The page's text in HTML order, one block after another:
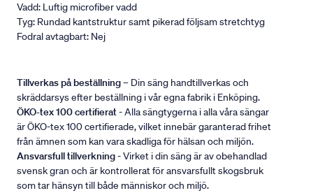
Vadd: Luftig microfiber vadd
Tyg: Rundad kantstruktur samt pikerad följsam stretchtyg
Fodral avtagbart: Nej
Tillverkas på beställning– Din säng handtillverkas och
skräddarsys efter beställning i vår egna fabrik i Enköping.
ÖKO-tex 100 certifierat- Alla sängtygerna i alla våra sängar
är ÖKO-tex 100 certifierade, vilket innebär garanterad frihet
från ämnen som kan vara skadliga för hälsan och miljön.
Ansvarsfull tillverkning- Virket i din säng är av obehandlad
svensk gran och är kontrollerat för ansvarsfullt skogsbruk
som tar hänsyn till både människor och miljö.